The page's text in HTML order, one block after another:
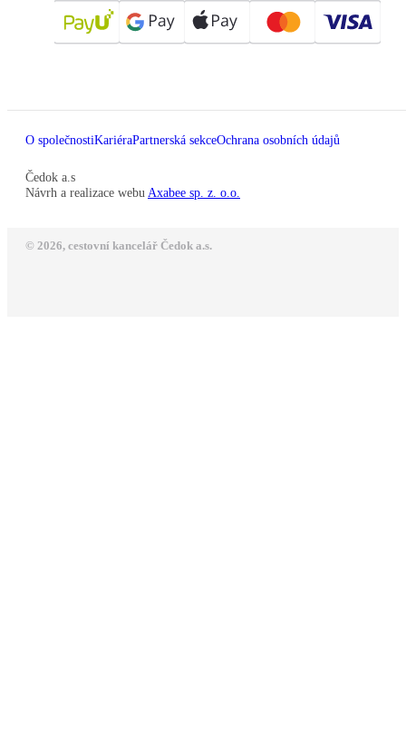
O společnostiKariéraPartnerská sekceOchrana osobních údajů
Čedok a.s
Návrh a realizace webu Axabee sp. z. o.o.
© 2026, cestovní kancelář Čedok a.s.